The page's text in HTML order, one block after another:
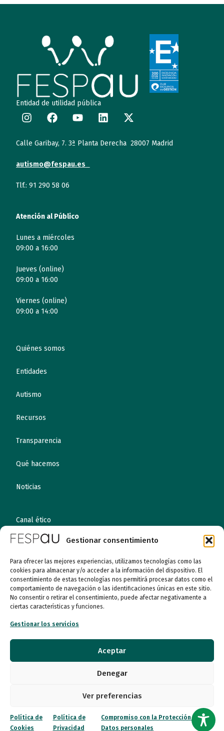
Gestionar consentimiento
Para ofrecer las mejores experiencias, utilizamos tecnologías como las
cookies para almacenar y/o acceder a la información del dispositivo. El
consentimiento de estas tecnologías nos permitirá procesar datos como el
comportamiento de navegación o las identificaciones únicas en este sitio.
No consentir o retirar el consentimiento, puede afectar negativamente a
ciertas características y funciones.
Gestionar los servicios
Aceptar
Denegar
Ver preferencias
Política de
Cookies
Política de
Privacidad
Compromiso con la Protección de
Datos personales
Entidad de utilidad pública
Calle Garibay, 7. 3ª Planta Derecha 28007 Madrid
autismo@fespau.es
Tlf.: 91 290 58 06
Atención al Público
Lunes a miércoles
09:00 a 16:00
Jueves (online)
09:00 a 16:00
Viernes (online)
09:00 a 14:00
Quiénes somos
Entidades
Autismo
Recursos
Transparencia
Qué hacemos
Noticias
Canal ético
Contacto
¡Colabora!
© 2026 FESPAU. Todos los derechos reservados.
Política de Privacidad
Política de Cookies
Compromiso con la Protección de Datos personales